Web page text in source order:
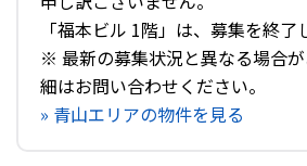
「福本ビル 1階」は、募集を終了
※ 最新の募集状況と異なる場合
細はお問い合わせください。
» 青山エリアの物件を見る